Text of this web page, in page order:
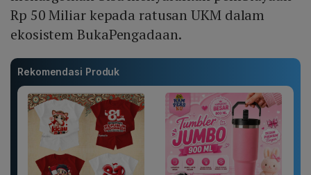
Rp 50 Miliar kepada ratusan UKM dalam
ekosistem BukaPengadaan.
Rekomendasi Produk